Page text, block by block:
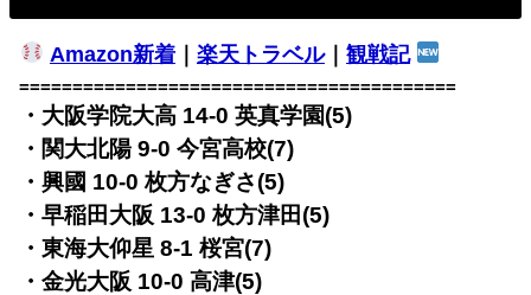
Amazon新着｜ 楽天トラベル｜ 観戦記
=========================================
・大阪学院大高 14-0 英真学園(5)
・関大北陽 9-0 今宮高校(7)
・興國 10-0 枚方なぎさ(5)
・早稲田大阪 13-0 枚方津田(5)
・東海大仰星 8-1 桜宮(7)
・金光大阪 10-0 高津(5)